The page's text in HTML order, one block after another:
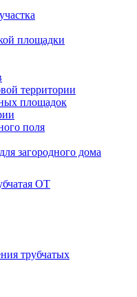
площадки
территории
площадок
поля
загородного дома